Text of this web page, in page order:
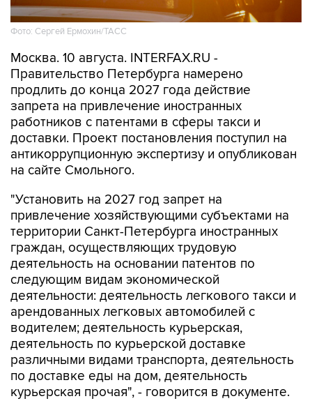
Фото: Сергей Ермохин/ТАСС
Москва. 10 августа. INTERFAX.RU -
Правительство Петербурга намерено
продлить до конца 2027 года действие
запрета на привлечение иностранных
работников с патентами в сферы такси и
доставки. Проект постановления поступил на
антикоррупционную экспертизу и опубликован
на сайте Смольного.
"Установить на 2027 год запрет на
привлечение хозяйствующими субъектами на
территории Санкт-Петербурга иностранных
граждан, осуществляющих трудовую
деятельность на основании патентов по
следующим видам экономической
деятельности: деятельность легкового такси и
арендованных легковых автомобилей с
водителем; деятельность курьерская,
деятельность по курьерской доставке
различными видами транспорта, деятельность
по доставке еды на дом, деятельность
курьерская прочая", - говорится в документе.